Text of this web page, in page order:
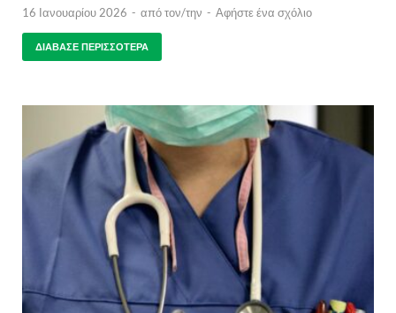
16 Ιανουαρίου 2026 - από τον/την - Αφήστε ένα σχόλιο
ΔΙΆΒΑΣΕ ΠΕΡΙΣΣΌΤΕΡΑ